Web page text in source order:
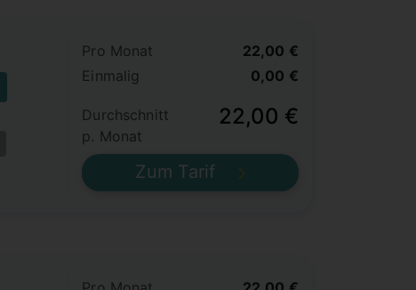
Pro Monat
Einmalig
22,00 €
0,00 €
Durchschnitt
p. Monat
22,00 €
Zum Tarif